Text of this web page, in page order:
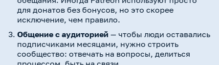
для донатов без бонусов, но это скорее
исключение, чем правило.
Общение с аудиторией — чтобы люди оставались
подписчиками месяцами, нужно строить
сообщество: отвечать на вопросы, делиться